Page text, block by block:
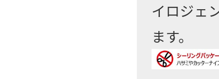
イロジェ
ます。